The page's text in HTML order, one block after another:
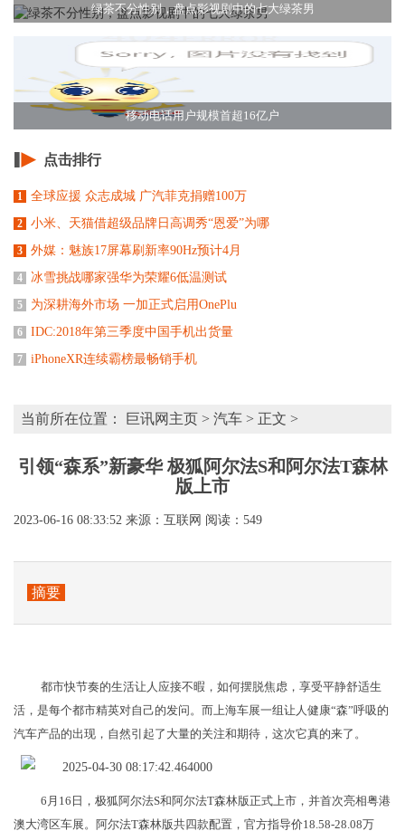
绿茶不分性别，盘点影视剧中的七大绿茶男
移动电话用户规模首超16亿户
点击排行
1 全球应援 众志成城 广汽菲克捐赠100万
2 小米、天猫借超级品牌日高调秀“恩爱”为哪
3 外媒：魅族17屏幕刷新率90Hz预计4月
4 冰雪挑战哪家强华为荣耀6低温测试
5 为深耕海外市场 一加正式启用OnePlu
6 IDC:2018年第三季度中国手机出货量
7 iPhoneXR连续霸榜最畅销手机
当前所在位置： 巨讯网主页 > 汽车 > 正文 >
引领“森系”新豪华 极狐阿尔法S和阿尔法T森林
版上市
2023-06-16 08:33:52 来源：互联网 阅读：549
摘要
都市快节奏的生活让人应接不暇，如何摆脱焦虑，享受平静舒适生
活，是每个都市精英对自己的发问。而上海车展一组让人健康“森”呼吸的
汽车产品的出现，自然引起了大量的关注和期待，这次它真的来了。
6月16日，极狐阿尔法S和阿尔法T森林版正式上市，并首次亮相粤港
澳大湾区车展。阿尔法T森林版共四款配置，官方指导价18.58-28.08万